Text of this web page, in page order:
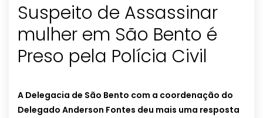
Suspeito de Assassinar
mulher em São Bento é
Preso pela Polícia Civil
A Delegacia de São Bento com a coordenação do
Delegado Anderson Fontes deu mais uma resposta